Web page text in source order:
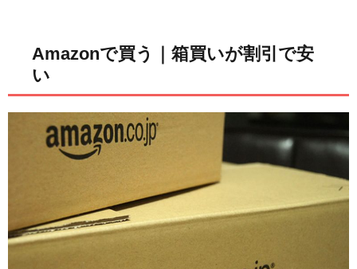
Amazonで買う｜箱買いが割引で安
い